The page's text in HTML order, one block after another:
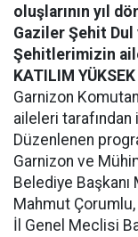
oluşlarının yıl
Gaziler Şehit
Şehitlerimizin
KATILIM YÜKSEK
Garnizon
aileleri tarafından
Düzenlenen
Garnizon ve
Belediye Başkanı
Mahmut
İl Genel Meclisi